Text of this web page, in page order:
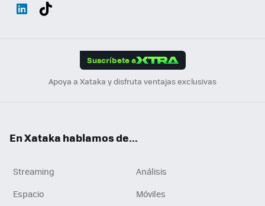
Suscríbete a
Apoya a Xataka y disfruta ventajas exclusivas
En Xataka hablamos de...
Streaming
Análisis
Espacio
Móviles